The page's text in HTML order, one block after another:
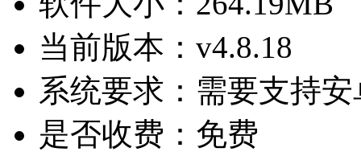
当前版本： v4.8.18
系统要求： 需要支持
是否收费： 免费